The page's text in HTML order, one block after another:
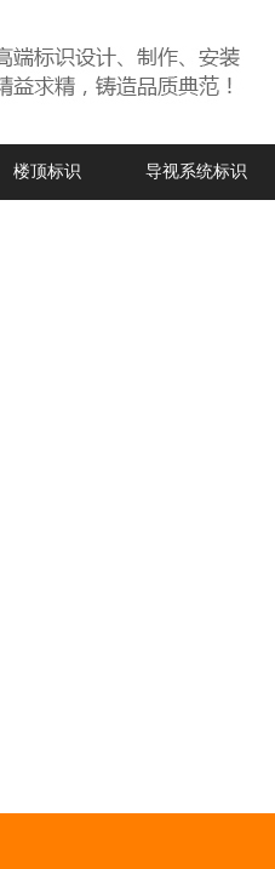
楼顶标识 导视系统标识